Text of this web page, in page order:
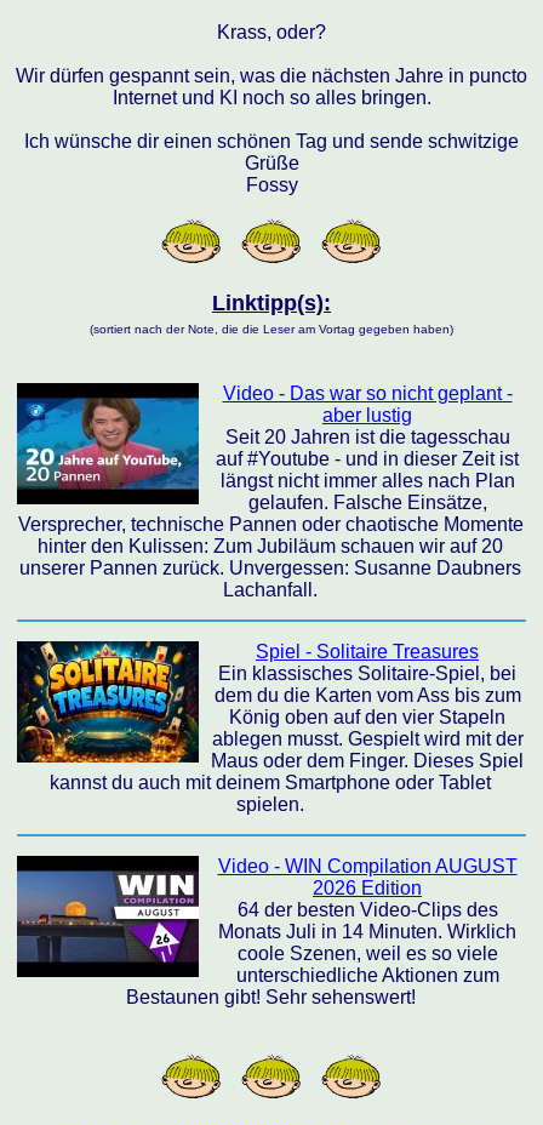
Krass, oder?
Wir dürfen gespannt sein, was die nächsten Jahre in puncto
Internet und KI noch so alles bringen.
Ich wünsche dir einen schönen Tag und sende schwitzige
Grüße
Fossy
Linktipp(s):
(sortiert nach der Note, die die Leser am Vortag gegeben haben)
Video - Das war so nicht geplant -
aber lustig
Seit 20 Jahren ist die tagesschau
auf #Youtube - und in dieser Zeit ist
längst nicht immer alles nach Plan
gelaufen. Falsche Einsätze,
Versprecher, technische Pannen oder chaotische Momente
hinter den Kulissen: Zum Jubiläum schauen wir auf 20
unserer Pannen zurück. Unvergessen: Susanne Daubners
Lachanfall.
Spiel - Solitaire Treasures
Ein klassisches Solitaire-Spiel, bei
dem du die Karten vom Ass bis zum
König oben auf den vier Stapeln
ablegen musst. Gespielt wird mit der
Maus oder dem Finger. Dieses Spiel
kannst du auch mit deinem Smartphone oder Tablet
spielen.
Video - WIN Compilation AUGUST
2026 Edition
64 der besten Video-Clips des
Monats Juli in 14 Minuten. Wirklich
coole Szenen, weil es so viele
unterschiedliche Aktionen zum
Bestaunen gibt! Sehr sehenswert!